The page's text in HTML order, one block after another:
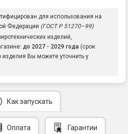
для использования на
Федерации (ГОСТ Р 51270–99)
изделий,
до 2027 - 2029 года (срок
изделия Вы можете уточнить у
Как запускать
Оплата Гарантии